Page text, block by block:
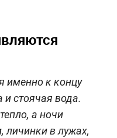
именно к концу
стоячая вода.
а ночи
личинки в лужах,